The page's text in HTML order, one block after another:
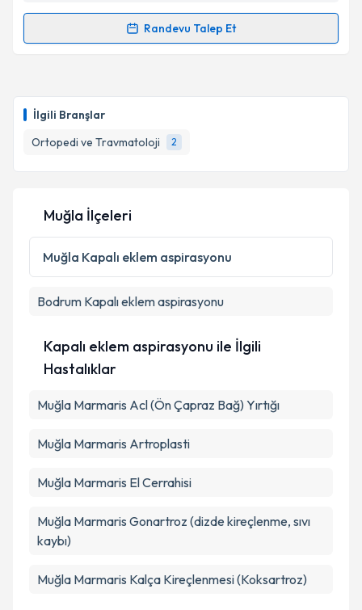
İlgili Branşlar
Ortopedi ve Travmatoloji
2
Randevu Talep Et
Randevu Takvimi Talebi
takvim hazırlandığında e-posta ile bilgilendireceğiz.
Kişisel verilerimin işlenmesine ilişkinAydınlatma
Metni
'ni okudum ve kişisel verilerimin belirtilen
kapsamda işlenmesini kabul ediyorum.
Muğla İlçeleri
Muğla Kapalı eklem aspirasyonu
Bodrum Kapalı eklem aspirasyonu
Kapalı eklem aspirasyonu ile İlgili
Hastalıklar
Muğla Marmaris Acl (Ön Çapraz Bağ) Yırtığı
Muğla Marmaris Artroplasti
Muğla Marmaris El Cerrahisi
Muğla Marmaris Gonartroz (dizde kireçlenme, sıvı
kaybı)
Muğla Marmaris Kalça Kireçlenmesi (Koksartroz)